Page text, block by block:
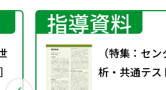
指導資料
（特集：セ
析・共通テス